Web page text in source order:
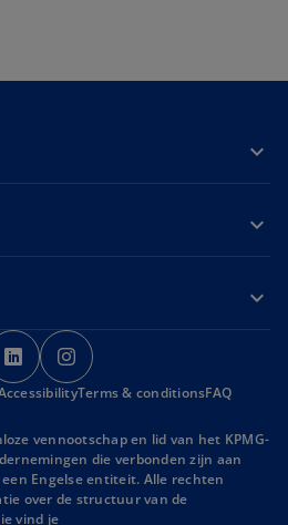
o
p
e
s
i
n
p
e
s
i
n
Terms & conditionsFAQ
vennootschap en lid van het KPMG-
die verbonden zijn aan
Engelse entiteit. Alle rechten
over de structuur van de
vind je